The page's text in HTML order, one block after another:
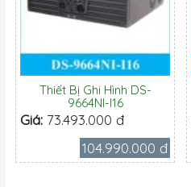
Thiết Bị Ghi Hình DS-
9664NI-I16
Giá: 73.493.000 đ
104.990.000 đ